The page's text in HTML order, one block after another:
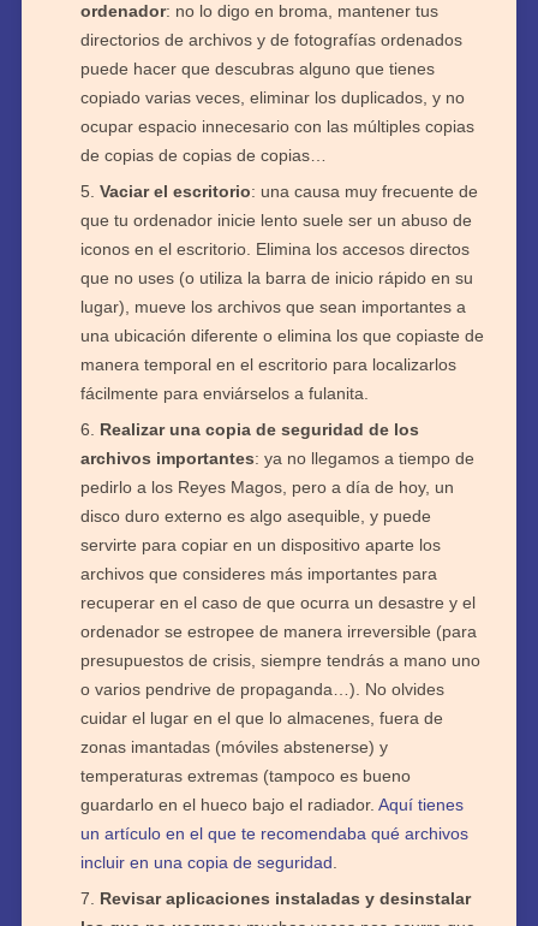
ordenador: no lo digo en broma, mantener tus
directorios de archivos y de fotografías ordenados
puede hacer que descubras alguno que tienes
copiado varias veces, eliminar los duplicados, y no
ocupar espacio innecesario con las múltiples copias
de copias de copias de copias…
Vaciar el escritorio: una causa muy frecuente de
que tu ordenador inicie lento suele ser un abuso de
iconos en el escritorio. Elimina los accesos directos
que no uses (o utiliza la barra de inicio rápido en su
lugar), mueve los archivos que sean importantes a
una ubicación diferente o elimina los que copiaste de
manera temporal en el escritorio para localizarlos
fácilmente para enviárselos a fulanita.
Realizar una copia de seguridad de los
archivos importantes: ya no llegamos a tiempo de
pedirlo a los Reyes Magos, pero a día de hoy, un
disco duro externo es algo asequible, y puede
servirte para copiar en un dispositivo aparte los
archivos que consideres más importantes para
recuperar en el caso de que ocurra un desastre y el
ordenador se estropee de manera irreversible (para
presupuestos de crisis, siempre tendrás a mano uno
o varios pendrive de propaganda…). No olvides
cuidar el lugar en el que lo almacenes, fuera de
zonas imantadas (móviles abstenerse) y
temperaturas extremas (tampoco es bueno
guardarlo en el hueco bajo el radiador. Aquí tienes
un artículo en el que te recomendaba qué archivos
incluir en una copia de seguridad
Revisar aplicaciones instaladas y desinstalar